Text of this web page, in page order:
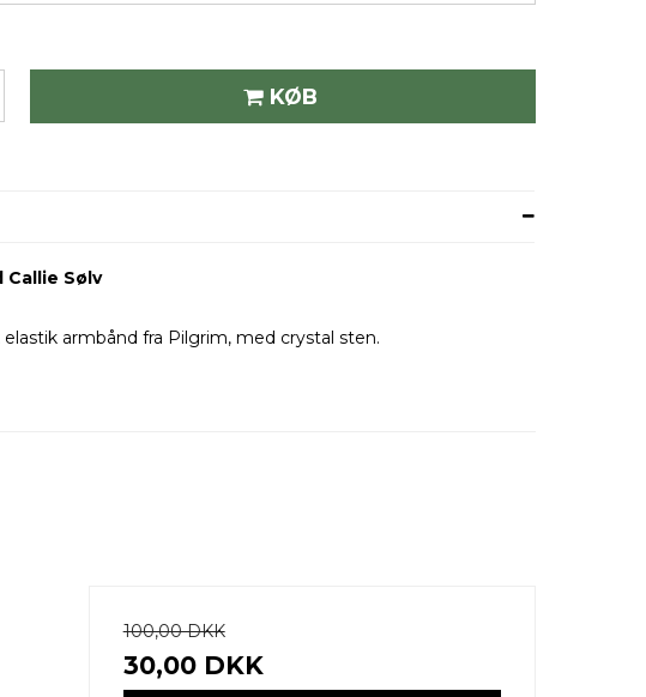
KØB
Callie Sølv
armbånd fra Pilgrim, med crystal sten.
100,00 DKK
30,00 DKK